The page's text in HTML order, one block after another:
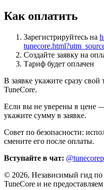
Как оплатить
Зарегистрируйтесь на
Создайте заявку на
Тариф будет оплачен
В заявке укажите сразу
TuneCore.
Если вы не уверены в цене
укажите сумму в заявке.
Совет по безопасности:
смените его после оплаты.
Вступайте в чат:
© 2026, Независимый гид
TuneCore и не